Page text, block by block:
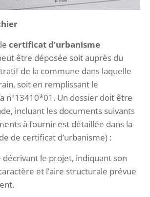
certificat d’urbanisme
être déposée soit auprès du
de la commune dans laquelle
soit en remplissant le
n°13410*01. Un dossier doit être
incluant les documents suivants
à fournir est détaillée dans la
de certificat d’urbanisme) :
décrivant le projet, indiquant son
et l’aire structurale prévue